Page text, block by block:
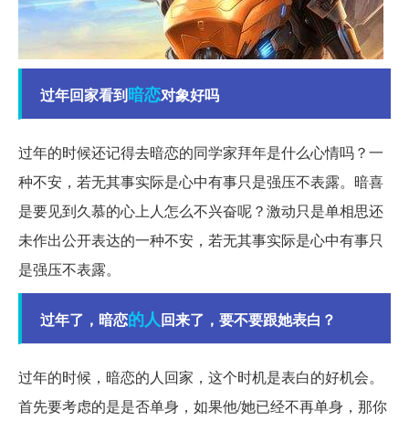
过年回家看到暗恋对象好吗
过年的时候还记得去暗恋的同学家拜年是什么心情吗？一
种不安，若无其事实际是心中有事只是强压不表露。暗喜
是要见到久慕的心上人怎么不兴奋呢？激动只是单相思还
未作出公开表达的一种不安，若无其事实际是心中有事只
是强压不表露。
过年了，暗恋的人回来了，要不要跟她表白？
过年的时候，暗恋的人回家，这个时机是表白的好机会。
首先要考虑的是是否单身，如果他/她已经不再单身，那你